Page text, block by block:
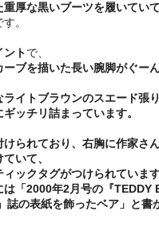
厚な黒いブーツを履いてい
す。
ントで、
ブを描いた長い腕脚がぐー
イトブラウンのスエード張り
ッチリ詰まっています。
られており、右胸に作家さ
いて、
ックタグがつけられています
は「2000年2月号の『TEDDY
の表紙を飾ったベア」と書